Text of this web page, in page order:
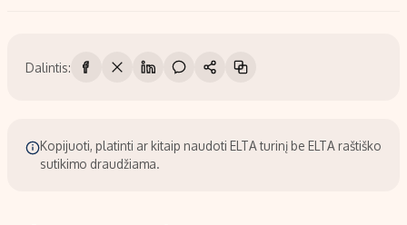
Dalintis:
Kopijuoti, platinti ar kitaip naudoti ELTA turinį be ELTA raštiško
sutikimo draudžiama.